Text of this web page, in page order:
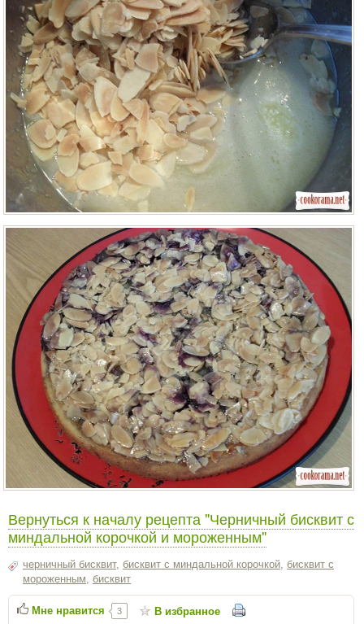
Вернуться к началу рецепта "Черничный бисквит с
миндальной корочкой и мороженным"
черничный бисквит, бисквит с миндальной корочкой бисквит с
мороженным бисквит
Мне нравится 3 В избранное